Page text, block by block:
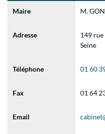
Maire M.
Adresse
149
Seine
Téléphone 01 60
Fax 01 64
Email